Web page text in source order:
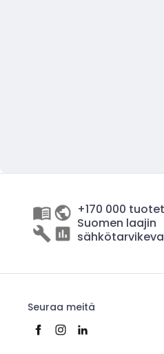
+170 000
Suomen laajin
Seuraa meitä